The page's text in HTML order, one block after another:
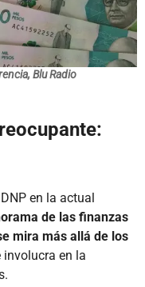
Blu Radio
en la actual
de las finanzas
mira más allá de los
involucra en la